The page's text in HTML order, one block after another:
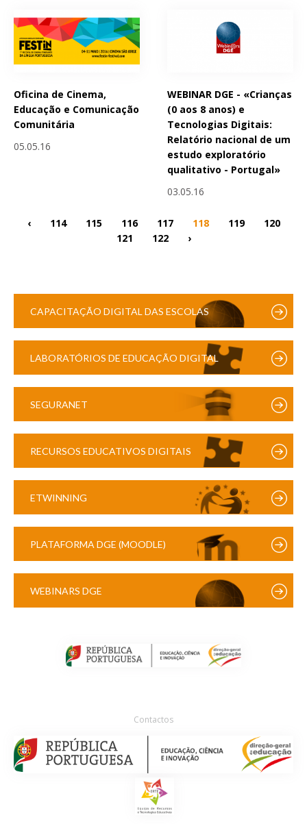
Oficina de Cinema,
Educação e Comunicação
Comunitária
05.05.16
WEBINAR DGE - «Crianças
(0 aos 8 anos) e
Tecnologias Digitais:
Relatório nacional de um
estudo exploratório
qualitativo - Portugal»
03.05.16
‹ 114 115 116 117 118 119
120
121
122 ›
CAPACITAÇÃO DIGITAL DAS ESCOLAS
LABORATÓRIOS DE EDUCAÇÃO DIGITAL
SEGURANET
RECURSOS EDUCATIVOS DIGITAIS
ETWINNING
PLATAFORMA DGE (MOODLE)
WEBINARS DGE
Contactos